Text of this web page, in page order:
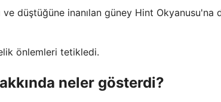
ve düştüğüne inanılan güney Hint
önlemleri tetikledi.
neler gösterdi?